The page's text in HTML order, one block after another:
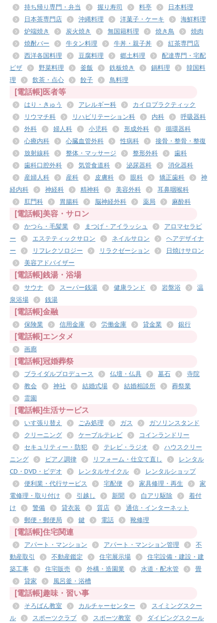
持ち帰り専門・弁当
握り寿司 料亭
日本料理
日本茶専門店
沖縄料理 洋菓子・ケーキ
海鮮料理
炉端焼き
炭火焼き 無国籍料理 焼き鳥
焼肉
焼酎バー
牛タン料理 牛丼・親子丼
紅茶専門店
西洋各国料理
豆腐料理 郷土料理
配達専門・宅配
ピザ
野菜料理 釜飯 鉄板焼き 鍋料理
韓国料
理
飲茶・点心 餃子 鳥料理
[電話帳]医者等
はり・きゅう アレルギー科
カイロプラクティック
リウマチ科
リハビリテーション科 内科
呼吸器科
外科
婦人科 小児科 形成外科
循環器科
心療内科
心臓血管外科 性病科
接骨・整骨・整復
放射線科
整体・マッサージ 整形外科
歯科
歯科口腔外科
気管食道科 泌尿器科
消化器科
産婦人科
産科 皮膚科 眼科 矯正歯科
神
経内科
神経科 精神科 美容外科
耳鼻咽喉科
肛門科
胃腸科 脳神経外科 薬局 麻酔科
[電話帳]美容・サロン
かつら・毛髪業 まつげ・アイラッシュ
アロマセラピ
ー
エステティックサロン ネイルサロン
ヘアデザイナ
ー
リフレクソロジー リラクゼーション
日焼けサロン
美容アドバイザー
[電話帳]銭湯・浴場
サウナ スーパー銭湯 健康ランド 岩盤浴
温
泉浴場
銭湯
[電話帳]金融
保険業 信用金庫 労働金庫 貸金業 銀行
[電話帳]エンタメ
画廊
[電話帳]冠婚葬祭
ブライダルプロデュース 仏壇・仏具 墓石
寺院
教会
神社 結婚式場 結婚相談所
葬祭業
霊園
[電話帳]生活サービス
いす張り替え ごみ処理 ガス
ガソリンスタンド
クリーニング
ケーブルテレビ
コインランドリー
セキュリティー・防犯
テレビ・ラジオ
ハウスクリー
ニング
ピアノ調律 リフォーム・仕立て直し
レンタル
CD・DVD・ビデオ
レンタルサイクル
レンタルショップ
便利業・代行サービス
宅配便 家具修理・再生
家
電修理・取り付け
引越し 新聞 白アリ駆除
着付
け
警備 貸衣装 質店
通信・インターネット
郵便・郵便局
鍵 電話 靴修理
[電話帳]住宅関連
アパート・マンション アパート・マンション管理
不
動産取引
不動産鑑定 住宅展示場
住宅設備・建設・建
築工事
住宅販売 外構・造園業 水道・配水管
畳
貸家
風呂釜・浴槽
[電話帳]趣味・習い事
そろばん教室 カルチャーセンター
スイミングスクー
ル
スポーツクラブ スポーツ教室
ダイビングスクール